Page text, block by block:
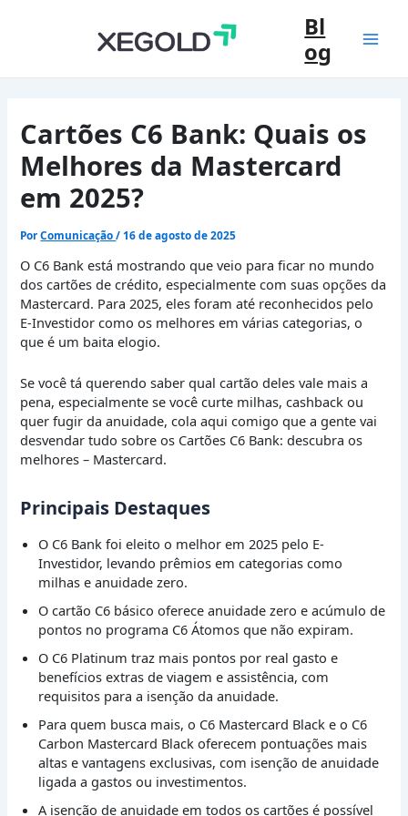
Bl
og
Cartões C6 Bank: Quais os
Melhores da Mastercard
em 2025?
PorComunicação/16 de agosto de 2025
O C6 Bank está mostrando que veio para ficar no mundo
dos cartões de crédito, especialmente com suas opções da
Mastercard. Para 2025, eles foram até reconhecidos pelo
E-Investidor como os melhores em várias categorias, o
que é um baita elogio.
Se você tá querendo saber qual cartão deles vale mais a
pena, especialmente se você curte milhas, cashback ou
quer fugir da anuidade, cola aqui comigo que a gente vai
desvendar tudo sobre os Cartões C6 Bank: descubra os
melhores – Mastercard.
Principais Destaques
O C6 Bank foi eleito o melhor em 2025 pelo E-
Investidor, levando prêmios em categorias como
milhas e anuidade zero.
O cartão C6 básico oferece anuidade zero e acúmulo de
pontos no programa C6 Átomos que não expiram.
O C6 Platinum traz mais pontos por real gasto e
benefícios extras de viagem e assistência, com
requisitos para a isenção da anuidade.
Para quem busca mais, o C6 Mastercard Black e o C6
Carbon Mastercard Black oferecem pontuações mais
altas e vantagens exclusivas, com isenção de anuidade
ligada a gastos ou investimentos.
A isenção de anuidade em todos os cartões é possível